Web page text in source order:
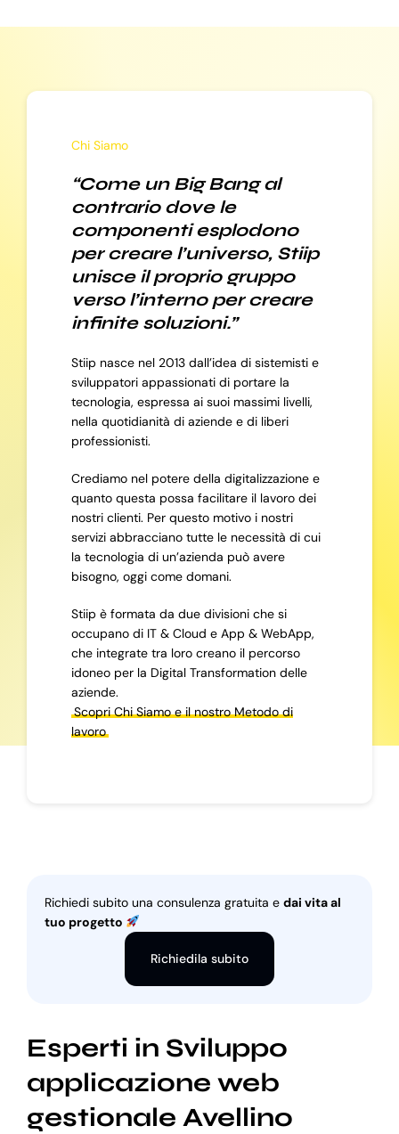
Chi Siamo
“Come un Big Bang al
contrario dove le
componenti esplodono
per creare l’universo, Stiip
unisce il proprio gruppo
verso l’interno per creare
infinite soluzioni.”
Stiip nasce nel 2013 dall’idea di sistemisti e
sviluppatori appassionati di portare la
tecnologia, espressa ai suoi massimi livelli,
nella quotidianità di aziende e di liberi
professionisti.
Crediamo nel potere della digitalizzazione e
quanto questa possa facilitare il lavoro dei
nostri clienti. Per questo motivo i nostri
servizi abbracciano tutte le necessità di cui
la tecnologia di un’azienda può avere
bisogno, oggi come domani.
Stiip è formata da due divisioni che si
occupano di IT & Cloud e App & WebApp,
che integrate tra loro creano il percorso
idoneo per la Digital Transformation delle
aziende.
Scopri Chi Siamo e il nostro Metodo di
lavoro
Richiedi subito una consulenza gratuita e dai vita al
tuo progetto
Richiedila subito
Esperti in Sviluppo
applicazione web
gestionale Avellino